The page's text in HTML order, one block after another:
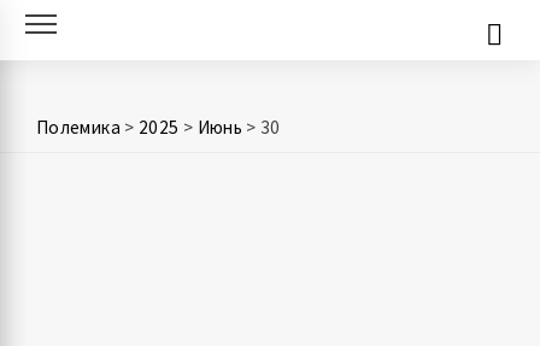
Skip
Полемика > 2025 > Июнь > 30